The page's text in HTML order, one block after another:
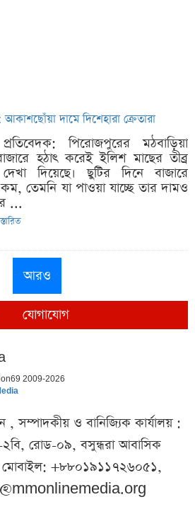
দামে দিশেহারা ক্রেতারা
পিরোজপুরের মঠবাড়িয়া
হঠাৎ করেই ইলিশ মাছের তীব্র
দিয়েছে। ছুটির দিনে বাজারে
তেমনি যা পাওয়া যাচ্ছে তার দামও
...
আরও
যোগাযোগ
2009-2026
, সম্পাদকীয় ও বানিজ্যিক কার্যালয় :
২বি, রোড-০৯, বসুন্ধরা আবাসিক
মোবাইল: +৮৮০১৯১১৭২৬০৫১,